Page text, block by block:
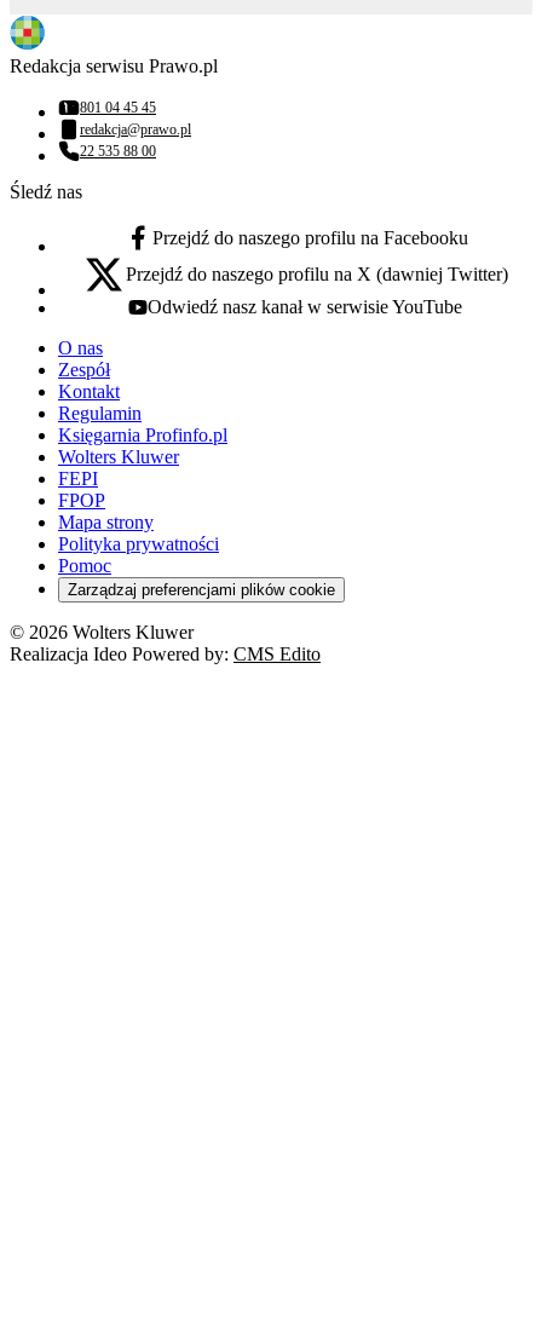
Redakcja serwisu Prawo.pl
Numer telefonu:
801 04 45 45
Adres email:
redakcja@prawo.pl
Numer telefonu:
22 535 88 00
Śledź nas
facebook - otwiera się w nowej karcie
Przejdź do naszego profilu na Facebooku
x - otwiera się w nowej karcie
Przejdź do naszego profilu na X (dawniej Twitter)
youtube - otwiera się w nowej karcie
Odwiedź nasz kanał w serwisie YouTube
O nas
Zespół
Kontakt
Regulamin
Księgarnia Profinfo.pl
Wolters Kluwer
FEPI
FPOP
Mapa strony
Polityka prywatności
Pomoc
Zarządzaj preferencjami plików cookie
© 2026 Wolters Kluwer
Realizacja Ideo Powered by: CMS Edito